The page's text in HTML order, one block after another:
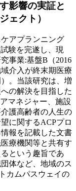
影響の実証と
ェクト）
アプランニング
試験を完遂し、現
事業:基盤B（2016
介入が終末期医療
。当該研究は、増
の解決を目指した
マネジャー、施設
護高齢者の人生の
に関するACPプロ
報を記載した文書
療機関等と共有す
という趣旨であ
体など、地域のス
カムパスウェイの